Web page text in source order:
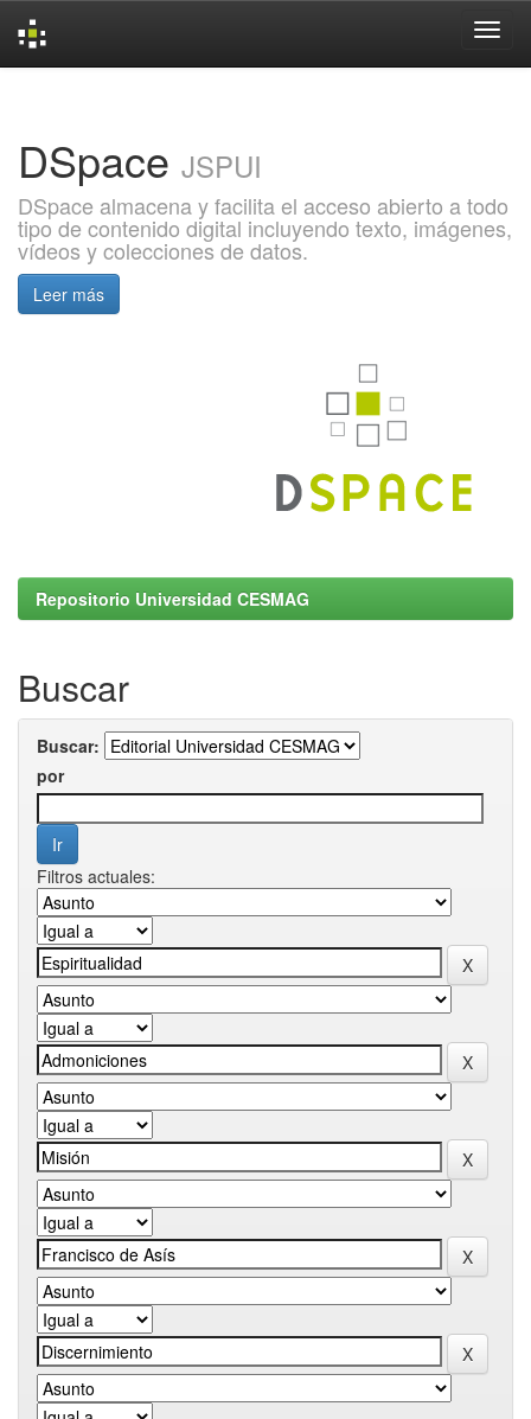
DSpace JSPUI
DSpace almacena y facilita el acceso abierto a todo
tipo de contenido digital incluyendo texto, imágenes,
vídeos y colecciones de datos.
Leer más
Repositorio Universidad CESMAG
Buscar
Buscar:
por
Filtros actuales: